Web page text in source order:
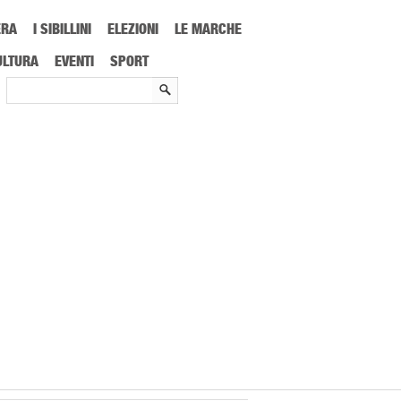
I SIBILLINI ELEZIONI
LE MARCHE
EVENTI SPORT